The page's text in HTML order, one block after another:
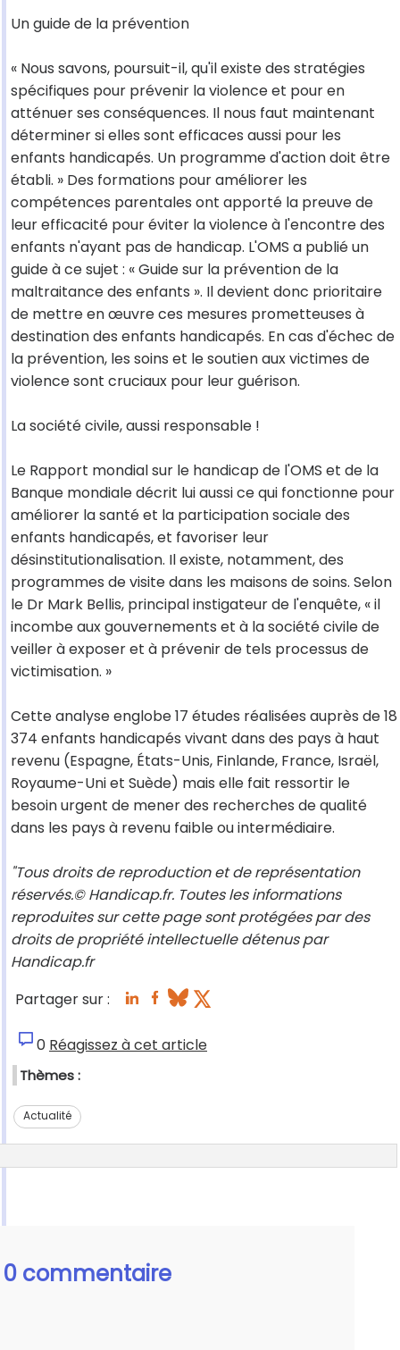
Un guide de la prévention
« Nous savons, poursuit-il, qu'il existe des stratégies
spécifiques pour prévenir la violence et pour en
atténuer ses conséquences. Il nous faut maintenant
déterminer si elles sont efficaces aussi pour les
enfants handicapés. Un programme d'action doit être
établi. » Des formations pour améliorer les
compétences parentales ont apporté la preuve de
leur efficacité pour éviter la violence à l'encontre des
enfants n'ayant pas de handicap. L'OMS a publié un
guide à ce sujet : « Guide sur la prévention de la
maltraitance des enfants ». Il devient donc prioritaire
de mettre en œuvre ces mesures prometteuses à
destination des enfants handicapés. En cas d'échec de
la prévention, les soins et le soutien aux victimes de
violence sont cruciaux pour leur guérison.
La société civile, aussi responsable !
Le Rapport mondial sur le handicap de l'OMS et de la
Banque mondiale décrit lui aussi ce qui fonctionne pour
améliorer la santé et la participation sociale des
enfants handicapés, et favoriser leur
désinstitutionalisation. Il existe, notamment, des
programmes de visite dans les maisons de soins. Selon
le Dr Mark Bellis, principal instigateur de l'enquête, « il
incombe aux gouvernements et à la société civile de
veiller à exposer et à prévenir de tels processus de
victimisation. »
Cette analyse englobe 17 études réalisées auprès de 18
374 enfants handicapés vivant dans des pays à haut
revenu (Espagne, États-Unis, Finlande, France, Israël,
Royaume-Uni et Suède) mais elle fait ressortir le
besoin urgent de mener des recherches de qualité
dans les pays à revenu faible ou intermédiaire.
"Tous droits de reproduction et de représentation
réservés.© Handicap.fr. Toutes les informations
reproduites sur cette page sont protégées par des
droits de propriété intellectuelle détenus par
Handicap.fr
Partager sur :
0 Réagissez à cet article
Thèmes :
Actualité
0 commentaire